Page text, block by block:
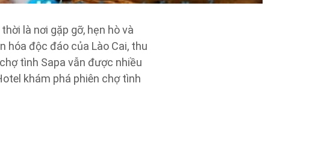
là nơi gặp gỡ, hẹn hò và
hóa độc đáo của Lào Cai, thu
tình Sapa vẫn được nhiều
khám phá phiên chợ tình